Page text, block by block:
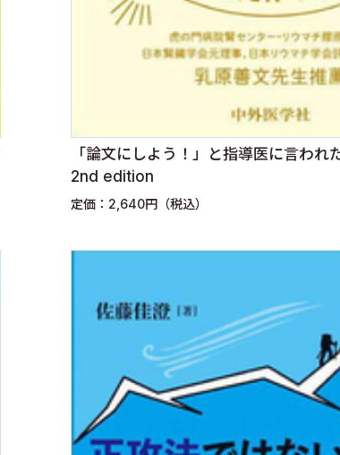
「論文にしよう！」と指導医に言わ
2nd edition
定価：2,640円（税込）